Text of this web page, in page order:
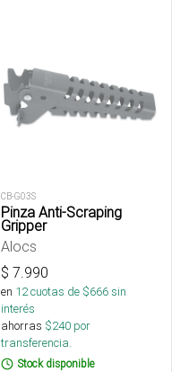
CB-G03S
Pinza Anti-Scraping
Gripper
Alocs
$ 7.990
en 12cuotas de $666sin
interés
ahorras $240 por
transferencia.
Stock disponible